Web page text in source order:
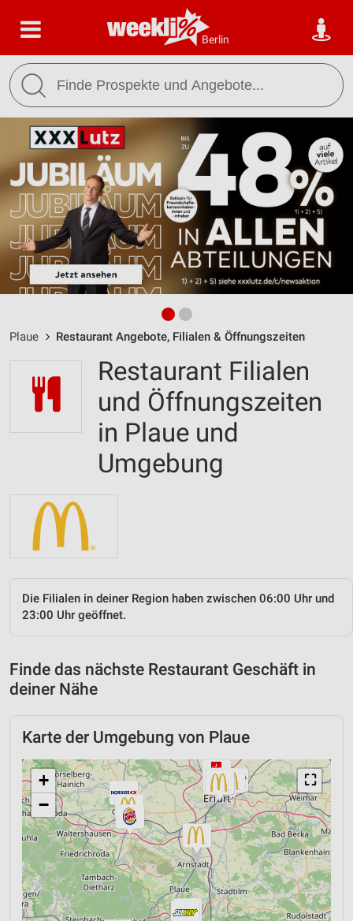
Berlin
Plaue Restaurant Angebote, Filialen & Öffnungszeiten
Restaurant Filialen
und Öffnungszeiten
in Plaue und
Umgebung
Die Filialen in deiner Region haben zwischen 06:00 Uhr und
23:00 Uhr geöffnet.
Finde das nächste Restaurant Geschäft in
deiner Nähe
Karte der Umgebung von Plaue
⛶
+
−